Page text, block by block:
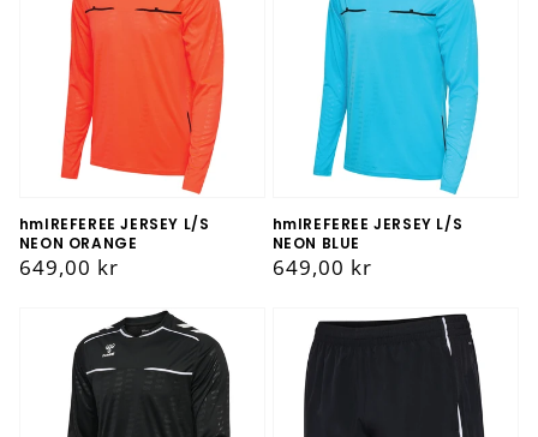
hmlREFEREE JERSEY L/S
NEON ORANGE
Vanlig
649,00 kr
hmlREFEREE JERSEY L/S
NEON BLUE
Vanlig
649,00 kr